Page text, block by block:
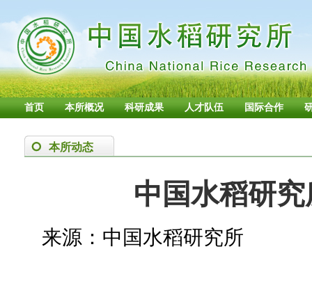
首页 本所概况 科研成果 人才队伍 国际合作
本所动态
中国水稻研
来源：中国水稻研究所